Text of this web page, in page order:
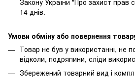
Закону України "Про захист прав
14 днів.
Умови обміну або повернення
Товар не був у використанні, не
відколи, подряпини, сліди
Збережений товарний вид і